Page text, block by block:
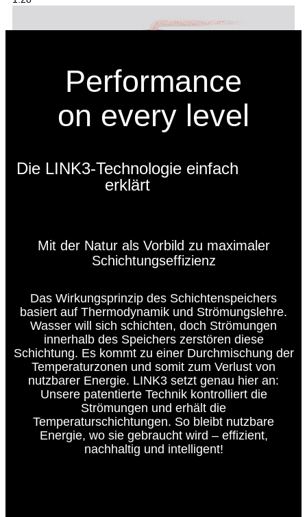
Integrierte Gegenstrom-Tauschertechnik
Warmwasserbereitung, Heizen & Kühlen
Performance
on every level
Die LINK3-Technologie einfach
erklärt
Mit der Natur als Vorbild zu maximaler
Schichtungseffizienz
Das Wirkungsprinzip des Schichtenspeichers
basiert auf Thermodynamik und Strömungslehre.
Wasser will sich schichten, doch Strömungen
innerhalb des Speichers zerstören diese
Schichtung. Es kommt zu einer Durchmischung der
Temperaturzonen und somit zum Verlust von
nutzbarer Energie. LINK3 setzt genau hier an:
Unsere patentierte Technik kontrolliert die
Strömungen und erhält die
Temperaturschichtungen. So bleibt nutzbare
Energie, wo sie gebraucht wird – effizient,
nachhaltig und intelligent!